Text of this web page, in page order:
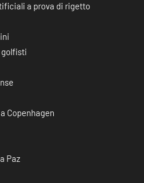
a prova di rigetto
golfisti
Copenhagen
Paz